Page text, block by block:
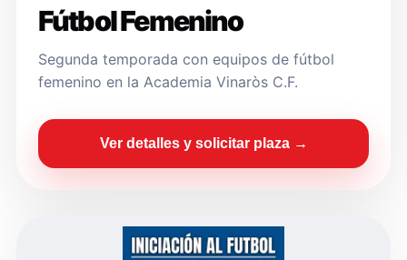
Fútbol Femenino
Segunda temporada con equipos de fútbol
femenino en la Academia Vinaròs C.F.
Ver detalles y solicitar plaza →